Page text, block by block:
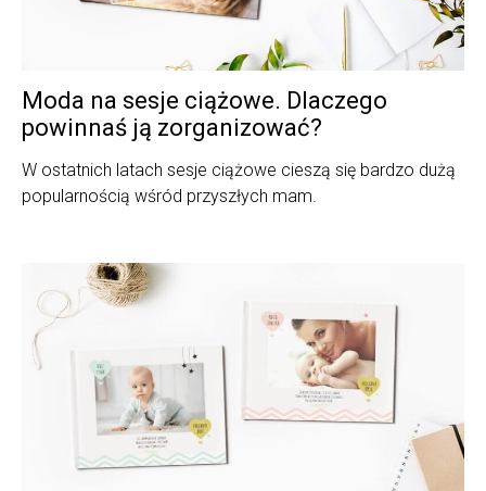
Moda na sesje ciążowe. Dlaczego
powinnaś ją zorganizować?
W ostatnich latach sesje ciążowe cieszą się bardzo dużą
popularnością wśród przyszłych mam.